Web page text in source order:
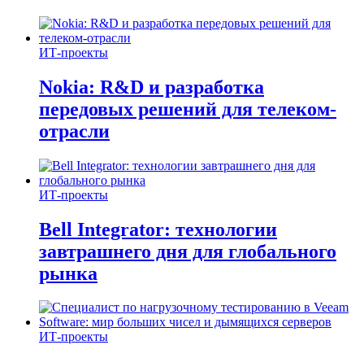
ИТ-проекты
Nokia: R&D и разработка
передовых решений для телеком-
отрасли
ИТ-проекты
Bell Integrator: технологии
завтрашнего дня для глобального
рынка
ИТ-проекты